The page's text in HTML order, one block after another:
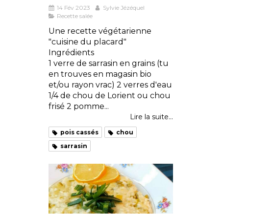
14 Fév 2023
Sylvie Jézéquel
Recette salée
Une recette végétarienne
"cuisine du placard"
Ingrédients
1 verre de sarrasin en grains (tu
en trouves en magasin bio
et/ou rayon vrac) 2 verres d'eau
1/4 de chou de Lorient ou chou
frisé 2 pomme...
Lire la suite...
pois cassés
chou
sarrasin